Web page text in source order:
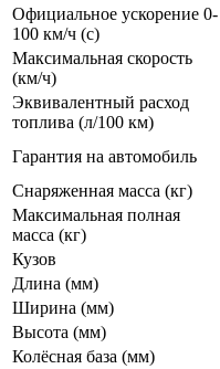
Официальное ускорение 0-
100 км/ч (с)
Максимальная скорость
(км/ч)
Эквивалентный расход
топлива (л/100 км)
Гарантия на автомобиль
Снаряженная масса (кг)
Максимальная полная
масса (кг)
Кузов
Длина (мм)
Ширина (мм)
Высота (мм)
Колёсная база (мм)